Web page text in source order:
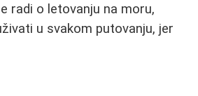
radi o letovanju na moru,
u svakom putovanju, jer